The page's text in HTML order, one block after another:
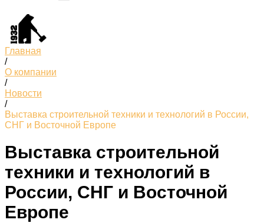
Главная
/
О компании
/
Новости
/
Выставка строительной техники и технологий в России,
СНГ и Восточной Европе
Выставка строительной
техники и технологий в
России, СНГ и Восточной
Европе